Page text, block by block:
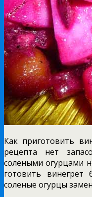
Как приготовить
рецепта нет
солеными огурцами
готовить
соленые огурцы